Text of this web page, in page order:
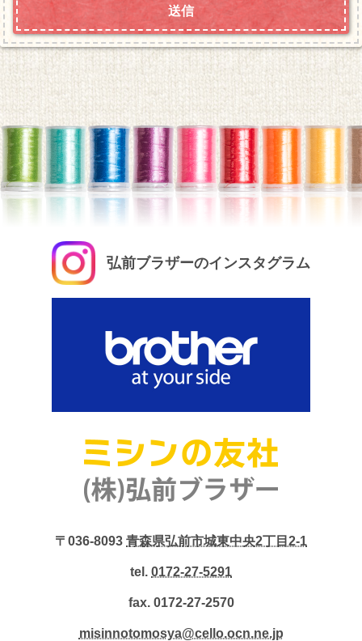
弘前ブラザーのインスタグラム
〒036-8093 青森県弘前市城東中央2丁目2-1
tel. 0172-27-5291
fax. 0172-27-2570
misinnotomosya@cello.ocn.ne.jp